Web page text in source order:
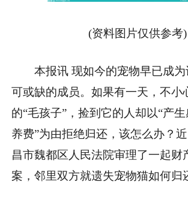
(资料图片仅供参考)
本报讯 现如今的宠物早已成
可或缺的成员。如果有一天，不小
的“毛孩子”，捡到它的人却以“产生
养费”为由拒绝归还，该怎么办？
昌市魏都区人民法院审理了一起财
案，邻里双方就遗失宠物猫如何归